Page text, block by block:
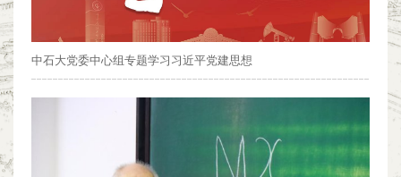
中石大党委中心组专题学习习近平党建思想